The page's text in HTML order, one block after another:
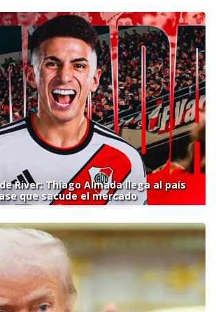
River: Thiago Almada llega al país
que sacude el mercado